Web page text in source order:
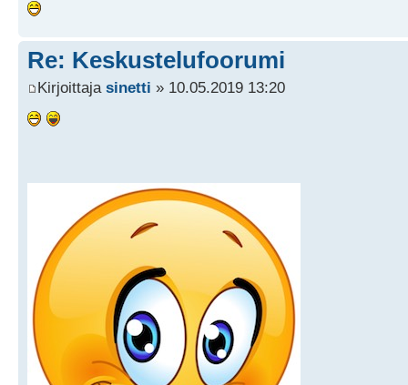
Re: Keskustelufoorumi
Kirjoittaja sinetti » 10.05.2019 13:20